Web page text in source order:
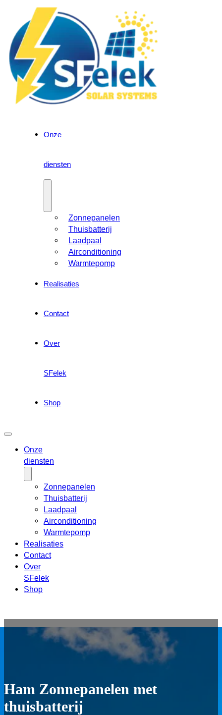
Onze
diensten
Zonnepanelen
Thuisbatterij
Laadpaal
Airconditioning
Warmtepomp
Realisaties
Contact
Over
SFelek
Shop
Onze
diensten
Zonnepanelen
Thuisbatterij
Laadpaal
Airconditioning
Warmtepomp
Realisaties
Contact
Over
SFelek
Shop
Ham Zonnepanelen met
thuisbatterij